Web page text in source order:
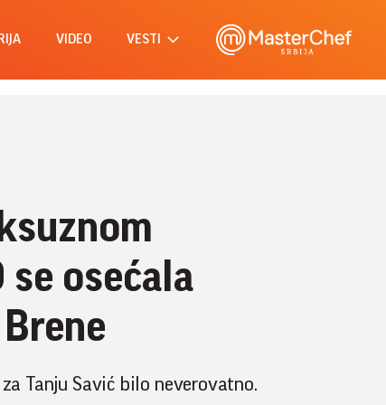
VIDEO VESTI
osećala
Tanju Savić bilo neverovatno.